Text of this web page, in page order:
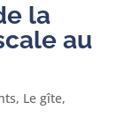
la
au
, Le gîte,